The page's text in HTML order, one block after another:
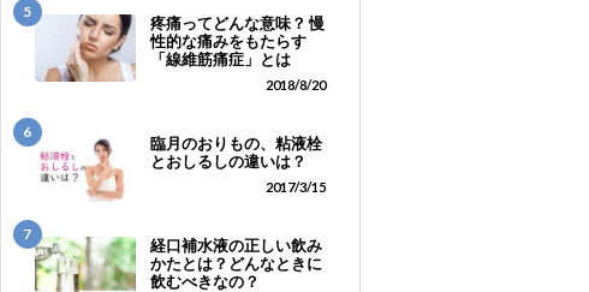
5
疼痛ってどんな意味？ 慢
性的な痛みをもたらす
「線維筋痛症」とは
2018/8/20
6
臨月のおりもの、粘液栓
とおしるしの違いは？
2017/3/15
7
経口補水液の正しい飲み
かたとは？どんなときに
飲むべきなの？